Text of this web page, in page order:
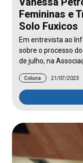
Femininas e
Solo Fuxicos
Em entrevista ao
sobre o processo
de julho, na
Coluna 21/07/2023